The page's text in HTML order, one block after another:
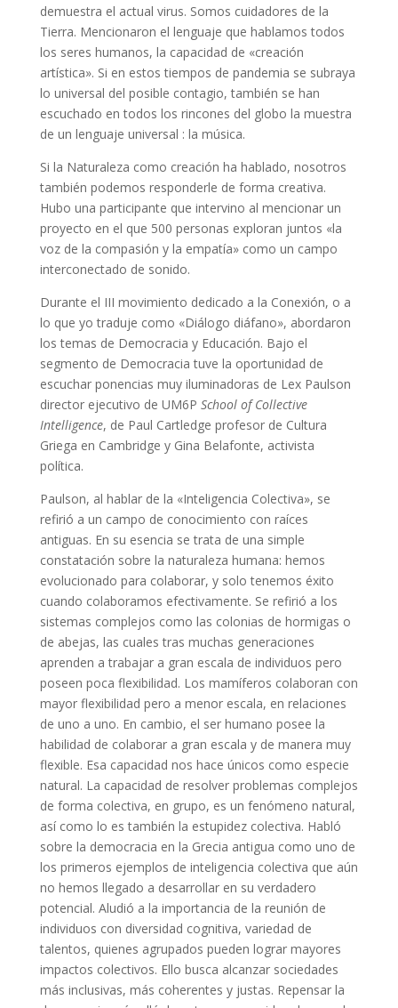
demuestra el actual virus. Somos cuidadores de la
Tierra. Mencionaron el lenguaje que hablamos todos
los seres humanos, la capacidad de «creación
artística». Si en estos tiempos de pandemia se subraya
lo universal del posible contagio, también se han
escuchado en todos los rincones del globo la muestra
de un lenguaje universal : la música.
Si la Naturaleza como creación ha hablado, nosotros
también podemos responderle de forma creativa.
Hubo una participante que intervino al mencionar un
proyecto en el que 500 personas exploran juntos «la
voz de la compasión y la empatía» como un campo
interconectado de sonido.
Durante el III movimiento dedicado a la Conexión, o a
lo que yo traduje como «Diálogo diáfano», abordaron
los temas de Democracia y Educación. Bajo el
segmento de Democracia tuve la oportunidad de
escuchar ponencias muy iluminadoras de Lex Paulson
director ejecutivo de UM6P School of Collective
Intelligence, de Paul Cartledge profesor de Cultura
Griega en Cambridge y Gina Belafonte, activista
política.
Paulson, al hablar de la «Inteligencia Colectiva», se
refirió a un campo de conocimiento con raíces
antiguas. En su esencia se trata de una simple
constatación sobre la naturaleza humana: hemos
evolucionado para colaborar, y solo tenemos éxito
cuando colaboramos efectivamente. Se refirió a los
sistemas complejos como las colonias de hormigas o
de abejas, las cuales tras muchas generaciones
aprenden a trabajar a gran escala de individuos pero
poseen poca flexibilidad. Los mamíferos colaboran con
mayor flexibilidad pero a menor escala, en relaciones
de uno a uno. En cambio, el ser humano posee la
habilidad de colaborar a gran escala y de manera muy
flexible. Esa capacidad nos hace únicos como especie
natural. La capacidad de resolver problemas complejos
de forma colectiva, en grupo, es un fenómeno natural,
así como lo es también la estupidez colectiva. Habló
sobre la democracia en la Grecia antigua como uno de
los primeros ejemplos de inteligencia colectiva que aún
no hemos llegado a desarrollar en su verdadero
potencial. Aludió a la importancia de la reunión de
individuos con diversidad cognitiva, variedad de
talentos, quienes agrupados pueden lograr mayores
impactos colectivos. Ello busca alcanzar sociedades
más inclusivas, más coherentes y justas. Repensar la